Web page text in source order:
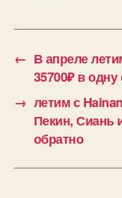
← В апреле
35700₽ в одну
→ летим с
Пекин, Сиань
обратно